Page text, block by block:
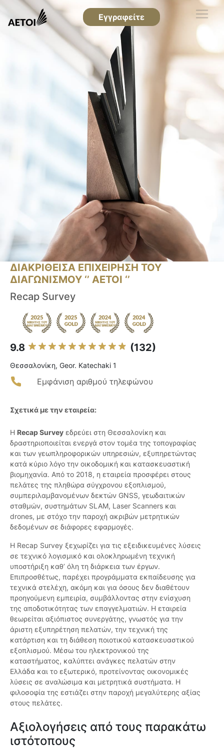
Εγγραφείτε
ΔΙΑΚΡΙΘΕΙΣΑ ΕΠΙΧΕΙΡΗΣΗ ΤΟΥ
ΔΙΑΓΩΝΙΣΜΟΥ ‘’ ΑΕΤΟΙ ‘’
Recap Survey
9.8 (132)
Θεσσαλονίκη, Geor. Katechaki 1
Εμφάνιση αριθμού τηλεφώνου
Σχετικά με την εταιρεία:
Η Recap Survey εδρεύει στη Θεσσαλονίκη και
δραστηριοποιείται ενεργά στον τομέα της τοπογραφίας
και των γεωπληροφορικών υπηρεσιών, εξυπηρετώντας
κατά κύριο λόγο την οικοδομική και κατασκευαστική
βιομηχανία. Από το 2018, η εταιρεία προσφέρει στους
πελάτες της πληθώρα σύγχρονου εξοπλισμού,
συμπεριλαμβανομένων δεκτών GNSS, γεωδαιτικών
σταθμών, συστημάτων SLAM, Laser Scanners και
drones, με στόχο την παροχή ακριβών μετρητικών
δεδομένων σε διάφορες εφαρμογές.
Η Recap Survey ξεχωρίζει για τις εξειδικευμένες λύσεις
σε τεχνικό λογισμικό και ολοκληρωμένη τεχνική
υποστήριξη καθ’ όλη τη διάρκεια των έργων.
Επιπροσθέτως, παρέχει προγράμματα εκπαίδευσης για
τεχνικά στελέχη, ακόμη και για όσους δεν διαθέτουν
προηγούμενη εμπειρία, συμβάλλοντας στην ενίσχυση
της αποδοτικότητας των επαγγελματιών. Η εταιρεία
θεωρείται αξιόπιστος συνεργάτης, γνωστός για την
άριστη εξυπηρέτηση πελατών, την τεχνική της
κατάρτιση και τη διάθεση ποιοτικού κατασκευαστικού
εξοπλισμού. Μέσω του ηλεκτρονικού της
καταστήματος, καλύπτει ανάγκες πελατών στην
Ελλάδα και το εξωτερικό, προτείνοντας οικονομικές
λύσεις σε αναλώσιμα και μετρητικά συστήματα. Η
φιλοσοφία της εστιάζει στην παροχή μεγαλύτερης αξίας
στους πελάτες.
Αξιολογήσεις από τους παρακάτω
ιστότοπους